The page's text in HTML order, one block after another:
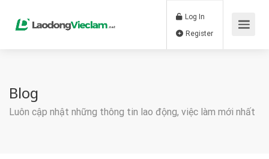
Log In
Blog
Luôn cập nhật những thông tin lao động, việc làm mới nhất